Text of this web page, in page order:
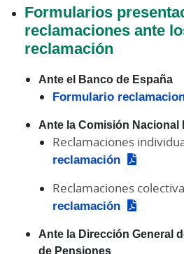
Formularios
reclamaciones ante
reclamación
Ante el Banco de España
Formulario
Ante la Comisión Nacional
Reclamaciones
reclamación
Reclamaciones
reclamación
Ante la Dirección General
de Pensiones